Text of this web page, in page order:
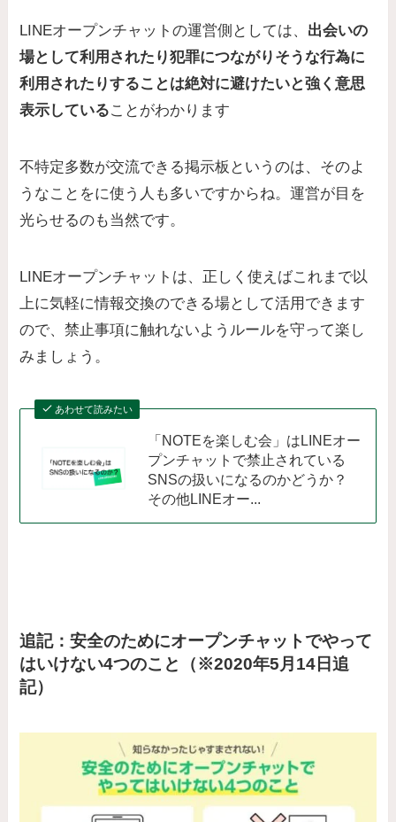
LINEオープンチャットの運営側としては、 出会いの
場として利用されたり犯罪につながりそうな行為に
利用されたりすることは絶対に避けたいと強く意思
表示していることがわかります
不特定多数が交流できる掲示板というのは、そのよ
うなことをに使う人も多いですからね。運営が目を
光らせるのも当然です。
LINEオープンチャットは、正しく使えばこれまで以
上に気軽に情報交換のできる場として活用できます
ので、禁止事項に触れないようルールを守って楽し
みましょう。
あわせて読みたい
「NOTEを楽しむ会」はLINEオー
プンチャットで禁止されている
SNSの扱いになるのかどうか？
その他LINEオー...
追記：安全のためにオープンチャットでやって
はいけない4つのこと（※2020年5月14日追
記）